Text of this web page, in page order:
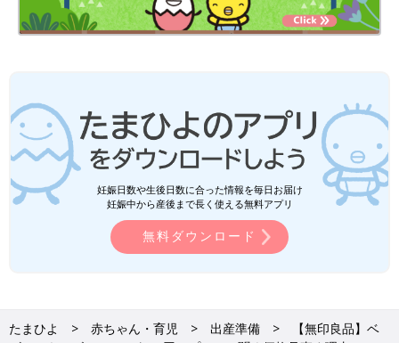
妊娠日数や生後日数に合った情報を毎日お届け
妊娠中から産後まで長く使える無料アプリ
無料ダウンロード
たまひよ 赤ちゃん・育児 出産準備
【無印良品】ベ